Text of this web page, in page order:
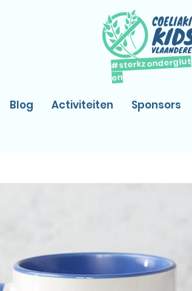
Blog Activiteiten Sponsors
#sterkzonderglut
en